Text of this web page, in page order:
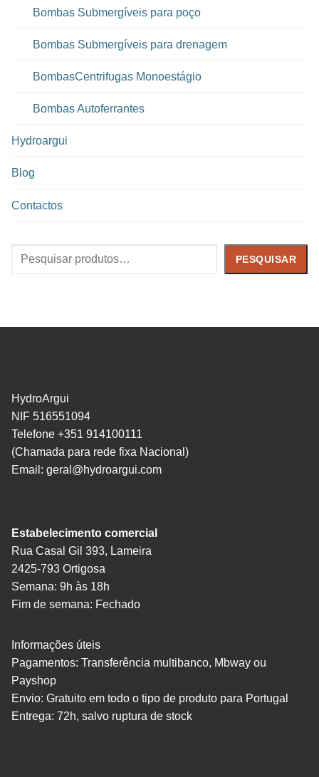
Bombas Submergíveis para poço
Bombas Submergíveis para drenagem
BombasCentrifugas Monoestágio
Bombas Autoferrantes
Hydroargui
Blog
Contactos
Pesquisar PESQUISAR
HydroArgui
NIF 516551094
Telefone +351 914100111
(Chamada para rede fixa Nacional)
Email: geral@hydroargui.com
Estabelecimento comercial
Rua Casal Gil 393, Lameira
2425-793 Ortigosa
Semana: 9h às 18h
Fim de semana: Fechado
Informações úteis
Pagamentos: Transferência multibanco, Mbway ou
Payshop
Envio: Gratuito em todo o tipo de produto para Portugal
Entrega: 72h, salvo ruptura de stock